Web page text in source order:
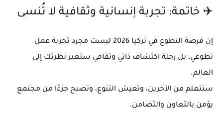
✈️ خاتمة: تجربة إنسانية وثقافية لا تُنسى
إن فرصة التطوع في تركيا 2026
ليست مجرد تجربة عمل
تطوعي، بل رحلة اكتشاف ذاتي وثقافي ستغير نظرتك إلى
العالم.
ستتعلم من الآخرين، وتعيش التنوع، وتصبح جزءًا من مجتمع
يؤمن بالتعاون والتضامن.